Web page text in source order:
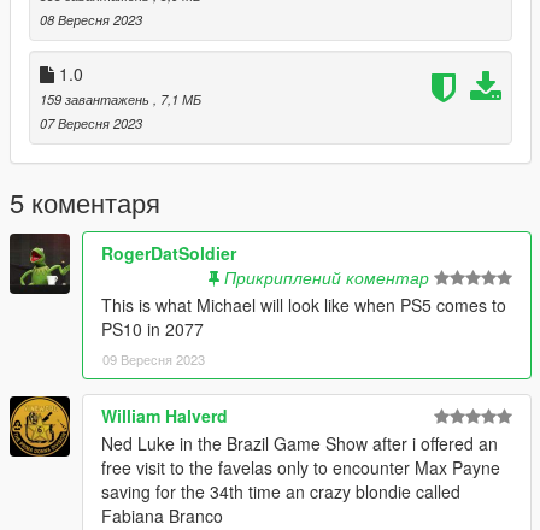
08 Вересня 2023
1.0
159 завантажень
, 7,1 МБ
07 Вересня 2023
5 коментаря
RogerDatSoldier
Прикриплений коментар
This is what Michael will look like when PS5 comes to
PS10 in 2077
09 Вересня 2023
William Halverd
Ned Luke in the Brazil Game Show after i offered an
free visit to the favelas only to encounter Max Payne
saving for the 34th time an crazy blondie called
Fabiana Branco